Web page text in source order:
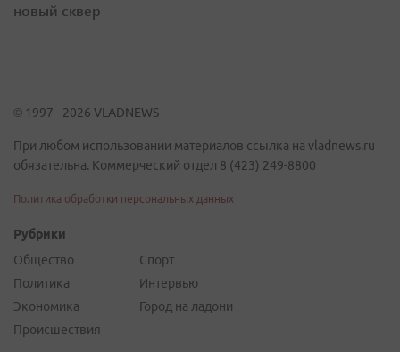
новый сквер
© 1997 - 2026 VLADNEWS
При любом использовании материалов ссылка на vladnews.ru
обязательна. Коммерческий отдел 8 (423) 249-8800
Политика обработки персональных данных
Рубрики
Общество
Политика
Экономика
Происшествия
Спорт
Интервью
Город на ладони